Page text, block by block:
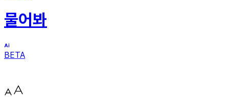
물어봐
BETA